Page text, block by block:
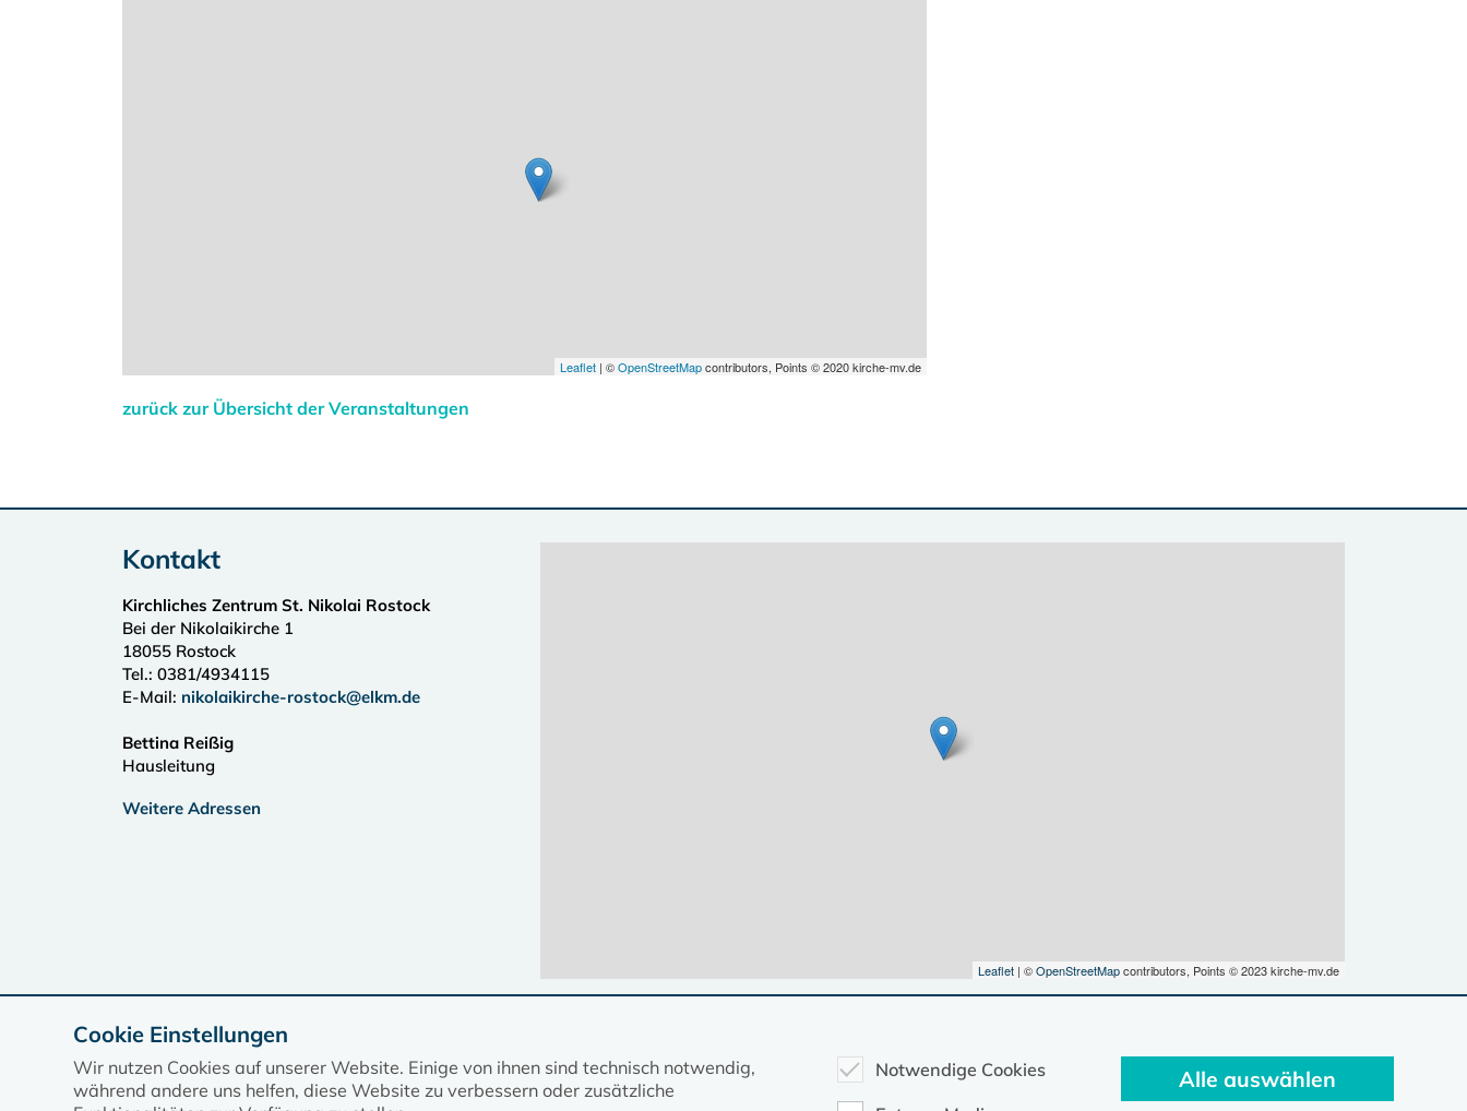
Leaflet| ©OpenStreetMapcontributors, Points © 2020 kirche-mv.de
zurück zur Übersicht der Veranstaltungen
Kontakt
Kirchliches Zentrum St. Nikolai Rostock
Bei der Nikolaikirche 1
18055 Rostock
Tel.: 0381/4934115
E-Mail: nikolaikirche-rostock@elkm.de
Bettina Reißig
Hausleitung
Weitere Adressen
Leaflet| ©OpenStreetMapcontributors, Points © 2023 kirche-mv.de
Diese Seite gehört zum Portal
kirche-mv.de
Evangelische Kirche in Mecklenburg-Vorpommern © 2026
Cookie Einstellungen
Wir nutzen Cookies auf unserer Website. Einige von ihnen sind technisch notwendig,
während andere uns helfen, diese Website zu verbessern oder zusätzliche
Notwendige Cookies Alle auswählen